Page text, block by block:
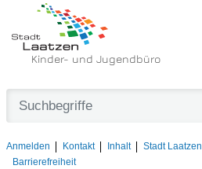
Kinder- und Jugendbüro
Anmelden Kontakt Inhalt Stadt Laatzen
Barrierefreiheit